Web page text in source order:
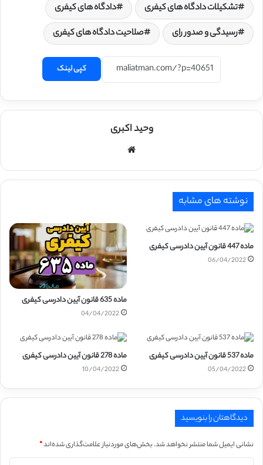
تشکیلات دادگاه های کیفری
دادگاه های کیفری
رسیدگی و صدور رای
صلاحیت دادگاه های کیفری
کپی لینک
وحید اکبری
نوشته های مشابه
ماده 447 قانون آیین دادرسی کیفری
06/04/2022
ماده 635 قانون آیین دادرسی کیفری
04/04/2022
ماده 537 قانون آیین دادرسی کیفری
05/04/2022
ماده 278 قانون آیین دادرسی کیفری
10/04/2022
دیدگاهتان را بنویسید
نشانی ایمیل شما منتشر نخواهد شد.بخش‌های موردنیاز علامت‌گذاری شده‌اند*